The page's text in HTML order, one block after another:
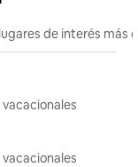
de interés más